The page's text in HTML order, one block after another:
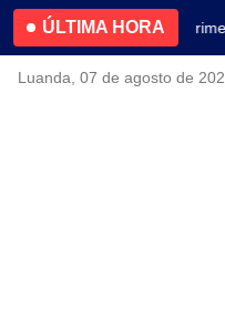
ÚLTIMA HORA
4.2% no
Luanda, 07 de agosto de